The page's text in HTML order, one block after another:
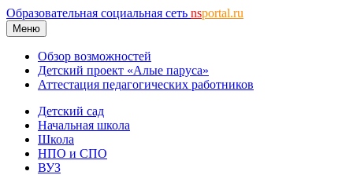
Образовательная социальная сеть nsportal.ru
Меню
Обзор возможностей
Детский проект «Алые паруса»
Аттестация педагогических работников
Детский сад
Начальная школа
Школа
НПО и СПО
ВУЗ